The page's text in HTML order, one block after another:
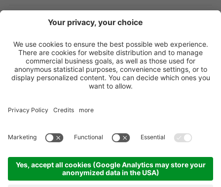
SEMPRE DISPONIBILE
0471 506798
WHATSAPP
+39 376 2951129
Credits
Sitemap Informativa privacy
Impostazioni cookie
Partner
Come arrivare
HAI LA PARTITA
IVA?
Per ordini, offerte,
prezzi speciali e
ulteriori articoli